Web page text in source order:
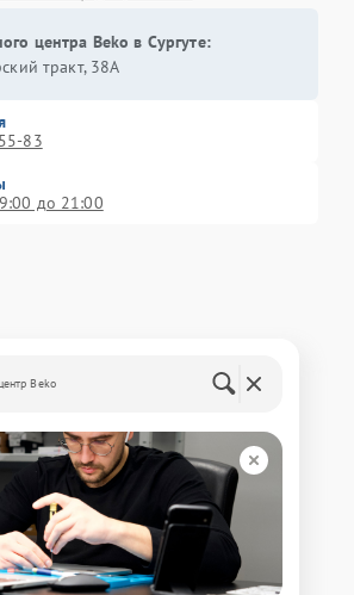
центра Beko в Сургуте:
тракт, 38А
83
до 21:00
Beko